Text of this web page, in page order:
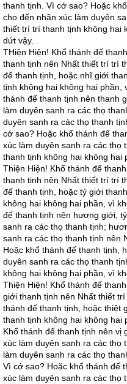
thanh tịnh. Vì cớ sao? Hoặc
cho đến nhãn xúc làm duyên
thiết trí trí thanh tịnh không hai
dứt vậy.
THiện Hiện! Khổ thánh đế
thanh tịnh nên Nhất thiết trí trí
đế thanh tịnh, hoặc nhĩ giới
tịnh không hai không hai phần,
thánh đế thanh tịnh nên thanh
làm duyên sanh ra các thọ
duyên sanh ra các thọ thanh
cớ sao? Hoặc khổ thánh đế
xúc làm duyên sanh ra các thọ
thanh tịnh không hai không hai
Thiện Hiện! Khổ thánh đế
thanh tịnh nên Nhất thiết trí trí
đế thanh tịnh, hoặc tỷ giới
không hai không hai phần, vì
đế thanh tịnh nên hương giới,
sanh ra các thọ thanh tịnh;
sanh ra các thọ thanh tịnh nên
Hoặc khổ thánh đế thanh tịnh,
duyên sanh ra các thọ thanh
không hai không hai phần, vì
Thiện Hiện! Khổ thánh đế
giới thanh tịnh nên Nhất thiết
thánh đế thanh tịnh, hoặc thiệt
thanh tịnh không hai không hai
Khổ thánh đế thanh tịnh nên vị
xúc làm duyên sanh ra các thọ
làm duyên sanh ra các thọ
Vì cớ sao? Hoặc khổ thánh đế
xúc làm duyên sanh ra các thọ